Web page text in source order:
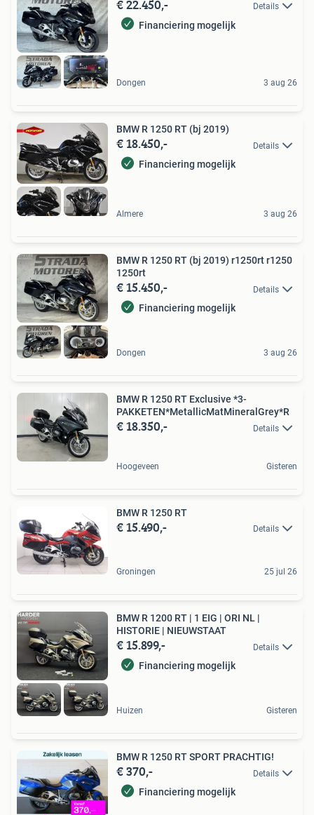
€ 22.450,- Details
Financiering mogelijk
Dongen 3 aug 26
BMW R 1250 RT (bj 2019)
€ 18.450,- Details
Financiering mogelijk
Almere 3 aug 26
BMW R 1250 RT (bj 2019) r1250rt r1250
1250rt
€ 15.450,- Details
Financiering mogelijk
Dongen 3 aug 26
BMW R 1250 RT Exclusive *3-
PAKKETEN*MetallicMatMineralGrey*R
€ 18.350,- Details
Hoogeveen Gisteren
BMW R 1250 RT
€ 15.490,- Details
Groningen 25 jul 26
BMW R 1200 RT | 1 EIG | ORI NL |
HISTORIE | NIEUWSTAAT
€ 15.899,- Details
Financiering mogelijk
Huizen Gisteren
BMW R 1250 RT SPORT PRACHTIG!
€ 370,- Details
Financiering mogelijk